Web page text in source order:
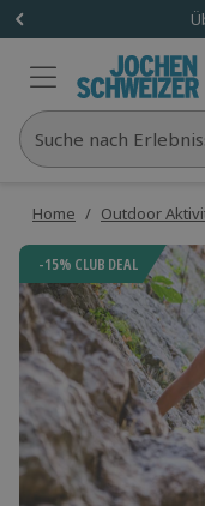
Suche nach
Home / Outdoor
-15% CLUB DEAL